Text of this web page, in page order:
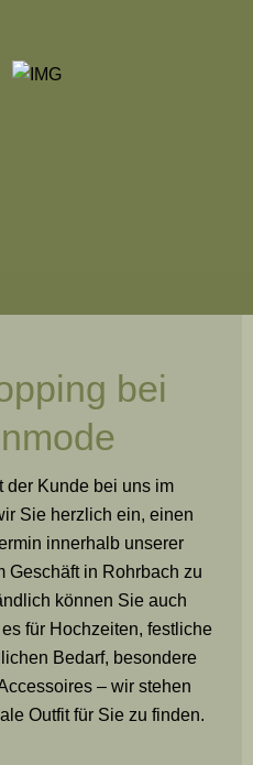
bei
der Kunde bei uns im
Sie herzlich ein, einen
innerhalb unserer
Geschäft in Rohrbach zu
können Sie auch
für Hochzeiten, festliche
Bedarf, besondere
– wir stehen
Outfit für Sie zu finden.